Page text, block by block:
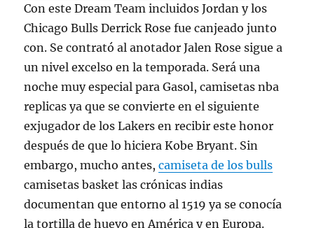
Con este Dream Team incluidos Jordan y los
Chicago Bulls Derrick Rose fue canjeado junto
con. Se contrató al anotador Jalen Rose sigue a
un nivel excelso en la temporada. Será una
noche muy especial para Gasol, camisetas nba
replicas ya que se convierte en el siguiente
exjugador de los Lakers en recibir este honor
después de que lo hiciera Kobe Bryant. Sin
embargo, mucho antes,camiseta de los bulls
camisetas basket las crónicas indias
documentan que entorno al 1519 ya se conocía
la tortilla de huevo en América y en Europa.